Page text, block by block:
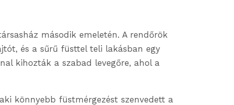
második emeletén. A rendőrök
és a sűrű füsttel teli lakásban egy
kihozták a szabad levegőre, ahol a
könnyebb füstmérgezést szenvedett a